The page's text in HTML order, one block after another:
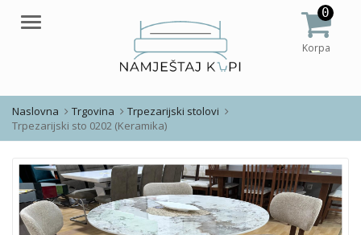
Meni
0
Korpa
Naslovna Trgovina
Trpezarijski stolovi
Trpezarijski sto 0202 (Keramika)